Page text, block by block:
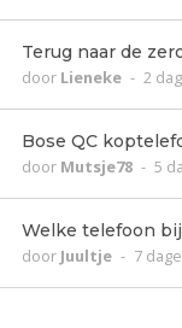
Terug naar de
door Lieneke - 2
Bose QC
door Mutsje78 - 5
Welke telefoon
door Juultje - 7